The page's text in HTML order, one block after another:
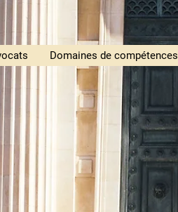
Domaines de compétences